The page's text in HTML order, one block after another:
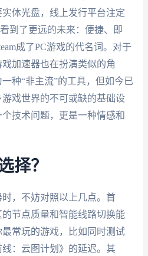
体光盘，线上发行平台注定
到了更远的未来：便捷、即
成了PC游戏的代名词。对于
加速器也在扮演类似的角
种“非主流”的工具，但如今已
戏世界的不可或缺的基础设
技术问题，更是一种情感和
择？
，不妨对照以上几点。首
节点质量和智能线路切换能
常玩的游戏，比如同时测试
线：云图计划》的延迟。其